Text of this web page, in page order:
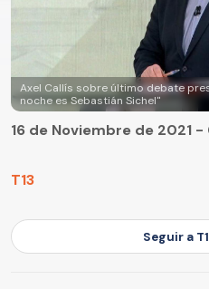
Axel Callís sobre último debate
noche es Sebastián Sichel"
T13
16 de Noviembre de 2021
Seguir a